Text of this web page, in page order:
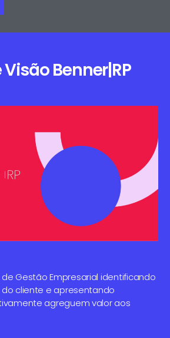
Benner|RP
Gestão Empresarial identificando
cliente e apresentando
agreguem valor aos